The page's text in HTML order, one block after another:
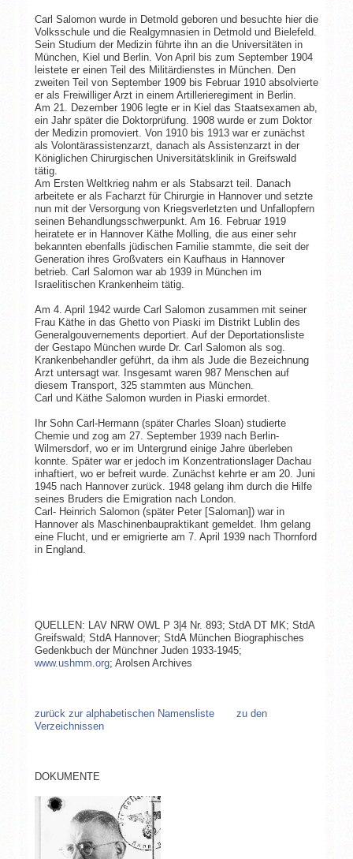
Carl Salomon wurde in Detmold geboren und besuchte hier die
Volksschule und die Realgymnasien in Detmold und Bielefeld.
Sein Studium der Medizin führte ihn an die Universitäten in
München, Kiel und Berlin. Von April bis zum September 1904
leistete er einen Teil des Militärdienstes in München. Den
zweiten Teil von September 1909 bis Februar 1910 absolvierte
er als Freiwilliger Arzt in einem Artillerieregiment in Berlin.
Am 21. Dezember 1906 legte er in Kiel das Staatsexamen ab,
ein Jahr später die Doktorprüfung. 1908 wurde er zum Doktor
der Medizin promoviert. Von 1910 bis 1913 war er zunächst
als Volontärassistenzarzt, danach als Assistenzarzt in der
Königlichen Chirurgischen Universitätsklinik in Greifswald
tätig.
Am Ersten Weltkrieg nahm er als Stabsarzt teil. Danach
arbeitete er als Facharzt für Chirurgie in Hannover und setzte
nun mit der Versorgung von Kriegsverletzten und Unfallopfern
seinen Behandlungsschwerpunkt. Am 16. Februar 1919
heiratete er in Hannover Käthe Molling, die aus einer sehr
bekannten ebenfalls jüdischen Familie stammte, die seit der
Generation ihres Großvaters ein Kaufhaus in Hannover
betrieb. Carl Salomon war ab 1939 in München im
Israelitischen Krankenheim tätig.
Am 4. April 1942 wurde Carl Salomon zusammen mit seiner
Frau Käthe in das Ghetto von Piaski im Distrikt Lublin des
Generalgouvernements deportiert. Auf der Deportationsliste
der Gestapo München wurde Dr. Carl Salomon als sog.
Krankenbehandler geführt, da ihm als Jude die Bezeichnung
Arzt untersagt war. Insgesamt waren 987 Menschen auf
diesem Transport, 325 stammten aus München.
Carl und Käthe Salomon wurden in Piaski ermordet.
Ihr Sohn Carl-Hermann (später Charles Sloan) studierte
Chemie und zog am 27. September 1939 nach Berlin-
Wilmersdorf, wo er im Untergrund einige Jahre überleben
konnte. Später war er jedoch im Konzentrationslager Dachau
inhaftiert, wo er befreit wurde. Zunächst kehrte er am 20. Juni
1945 nach Hannover zurück. 1948 gelang ihm durch die Hilfe
seines Bruders die Emigration nach London.
Carl- Heinrich Salomon (später Peter [Saloman]) war in
Hannover als Maschinenbaupraktikant gemeldet. Ihm gelang
eine Flucht, und er emigrierte am 7. April 1939 nach Thornford
in England.
QUELLEN: LAV NRW OWL P 3|4 Nr. 893; StdA DT MK; StdA
Greifswald; StdA Hannover; StdA München Biographisches
Gedenkbuch der Münchner Juden 1933-1945;
www.ushmm.org; Arolsen Archives
zurück zur alphabetischen Namensliste
zu den
Verzeichnissen
DOKUMENTE